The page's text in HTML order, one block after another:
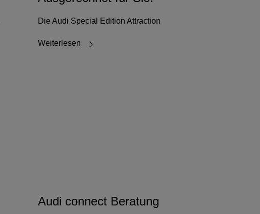
Die Audi Special Edition Attraction
Weiterlesen
Audi connect Beratung